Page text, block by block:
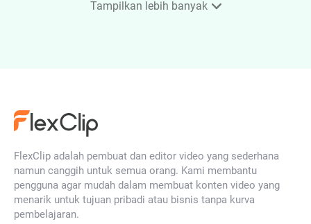
Editor Audio Online Gratis
Tampilkan lebih banyak
FlexClip adalah pembuat dan editor video yang sederhana
namun canggih untuk semua orang. Kami membantu
pengguna agar mudah dalam membuat konten video yang
menarik untuk tujuan pribadi atau bisnis tanpa kurva
pembelajaran.